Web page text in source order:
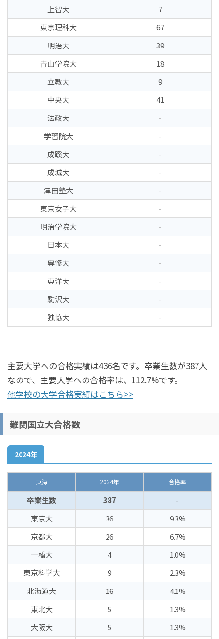
上智大
7
東京理科大
67
明治大
39
青山学院大
18
立教大
9
中央大
41
法政大
-
学習院大
-
成蹊大
-
成城大
-
津田塾大
-
東京女子大
-
明治学院大
-
日本大
-
専修大
-
東洋大
-
駒沢大
-
独協大
-
主要大学への合格実績は436名です。卒業生数が387人
なので、主要大学への合格率は、112.7%です。
他学校の大学合格実績はこちら>>
難関国立大合格数
2024年
東海 2024年 合格率
卒業生数 387
-
東京大
36
9.3%
京都大
26
6.7%
一橋大
4
1.0%
東京科学大
9
2.3%
北海道大
16
4.1%
東北大
5
1.3%
大阪大
5
1.3%